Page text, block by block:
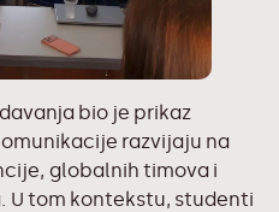
bio je prikaz
razvijaju na
globalnih timova i
U tom kontekstu, studenti